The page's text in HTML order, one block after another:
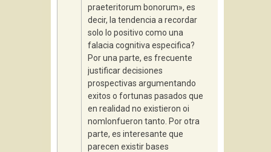
praeteritorum bonorum», es
decir, la tendencia a recordar
solo lo positivo como una
falacia cognitiva especifica?
Por una parte, es frecuente
justificar decisiones
prospectivas argumentando
exitos o fortunas pasados que
en realidad no existieron oi
nomlonfueron tanto. Por otra
parte, es interesante que
parecen existir bases